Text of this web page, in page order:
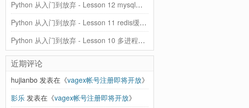
Python 从入门到放弃 - Lesson 12 mysql和ORM
Python 从入门到放弃 - Lesson 11 redis缓存、rabbitMQ队列
Python 从入门到放弃 - Lesson 10 多进程、协程、异步IO
近期评论
hujianbo 发表在《vagex帐号注册即将开放》
影乐 发表在《vagex帐号注册即将开放》